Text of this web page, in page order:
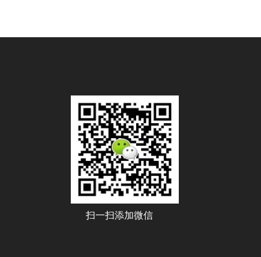
扫一扫添加微信